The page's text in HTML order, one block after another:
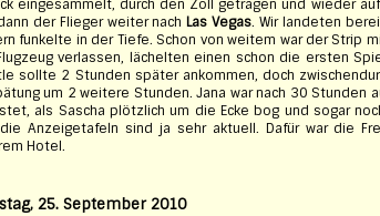
eingesammelt, durch den Zoll getragen und wieder
der Flieger weiter nach Las Vegas. Wir landeten
funkelte in der Tiefe. Schon von weitem war der Strip
verlassen, lächelten einen schon die ersten
sollte 2 Stunden später ankommen, doch
um 2 weitere Stunden. Jana war nach 30 Stunden
als Sascha plötzlich um die Ecke bog und sogar
Anzeigetafeln sind ja sehr aktuell. Dafür war die
Hotel.
25. September 2010